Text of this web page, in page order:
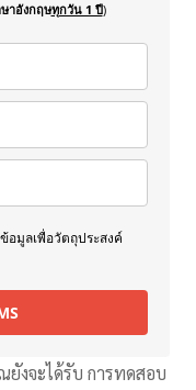
าอังกฤษทุกวัน 1 ปี)
อมูลเพื่อวัตถุประสงค์
งจะได้รับ การทดสอบ